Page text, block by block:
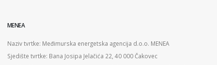
MENEA
Naziv tvrtke: Međimurska energetska agencija d.o.o. MENEA
Sjedište tvrtke: Bana Josipa Jelačića 22, 40 000 Čakovec